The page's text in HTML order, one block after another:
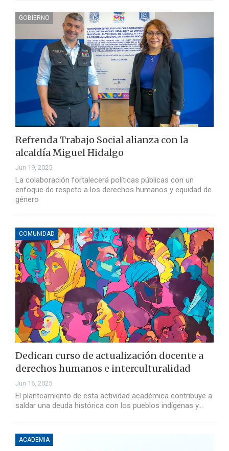
GOBIERNO
Refrenda Trabajo Social alianza con la
alcaldía Miguel Hidalgo
Jun 19, 2025
La colaboración fortalecerá políticas públicas con un
enfoque de respeto a los derechos humanos y equidad de
género
COMUNIDAD
Dedican curso de actualización docente a
derechos humanos e interculturalidad
Jun 16, 2025
El planteamiento de esta actividad académica contribuye a
saldar una deuda histórica con los pueblos indígenas y…
ACADEMIA